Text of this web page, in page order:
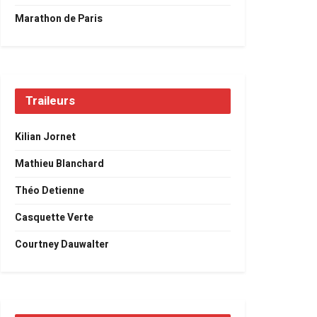
Marathon de Paris
Traileurs
Kilian Jornet
Mathieu Blanchard
Théo Detienne
Casquette Verte
Courtney Dauwalter